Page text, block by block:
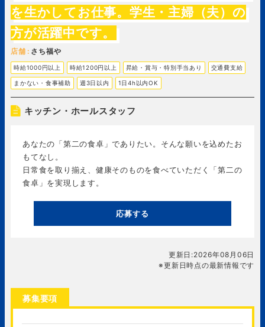
を生かしてお仕事。学生・主婦（夫）の
方が活躍中です。
店舗 さち福や
時給1000円以上 時給1200円以上 昇給・賞与・特別手当あり 交通費支給
まかない・食事補助 週3日以内 1日4h以内OK
キッチン・ホールスタッフ
あなたの「第二の食卓」でありたい。そんな願いを込めたお
もてなし。
日常食を取り揃え、健康そのものを食べていただく「第二の
食卓」を実現します。
応募する
更新日:2026年08月06日
※更新日時点の最新情報です
募集要項